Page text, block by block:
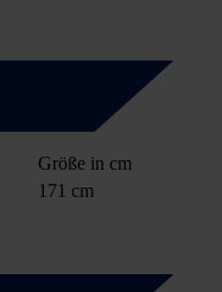
Größe in cm
171 cm